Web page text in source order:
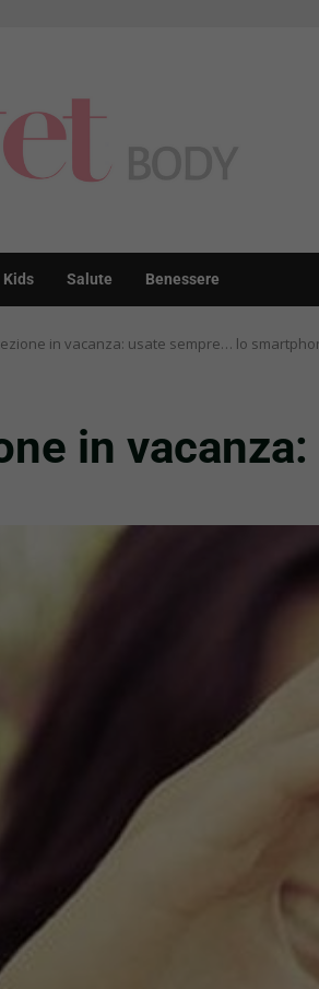
Kids Salute Benessere
in vacanza: usate sempre… lo
in